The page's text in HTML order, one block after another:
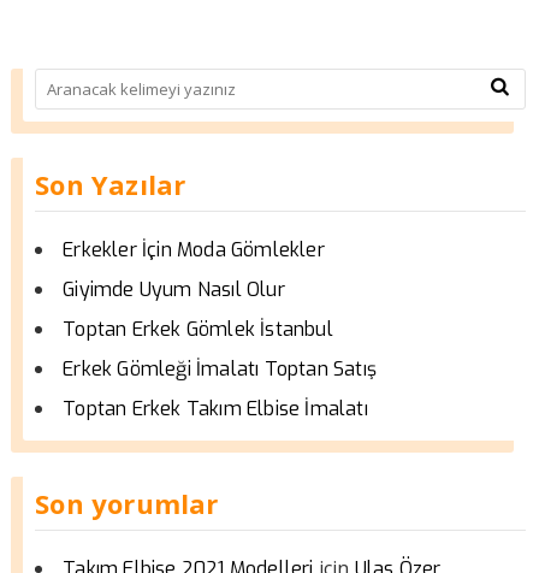
Son Yazılar
Erkekler İçin Moda Gömlekler
Giyimde Uyum Nasıl Olur
Toptan Erkek Gömlek İstanbul
Erkek Gömleği İmalatı Toptan Satış
Toptan Erkek Takım Elbise İmalatı
Son yorumlar